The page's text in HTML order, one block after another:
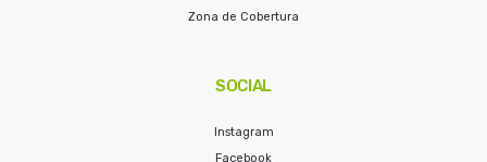
Zona de Cobertura
SOCIAL
Instagram
Facebook